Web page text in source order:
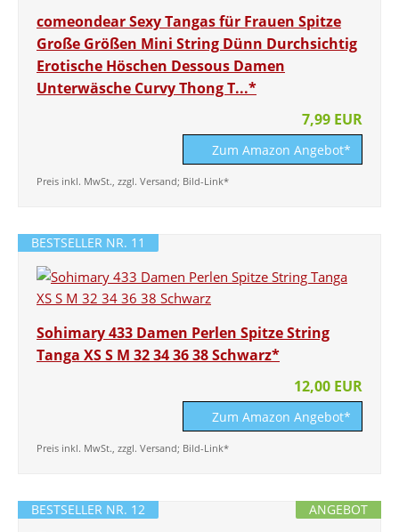
comeondear Sexy Tangas für Frauen Spitze
Große Größen Mini String Dünn Durchsichtig
Erotische Höschen Dessous Damen
Unterwäsche Curvy Thong T...*
7,99 EUR
Zum Amazon Angebot*
Preis inkl. MwSt., zzgl. Versand; Bild-Link*
BESTSELLER NR. 11
Sohimary 433 Damen Perlen Spitze String
Tanga XS S M 32 34 36 38 Schwarz*
12,00 EUR
Zum Amazon Angebot*
Preis inkl. MwSt., zzgl. Versand; Bild-Link*
ANGEBOT
BESTSELLER NR. 12